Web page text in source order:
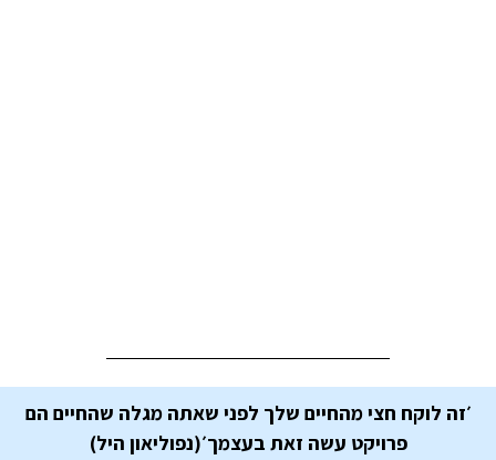
׳זה לוקח חצי מהחיים שלך לפני שאתה מגלה שהחיים הם
פרויקט עשה זאת בעצמך׳(נפוליאון היל)